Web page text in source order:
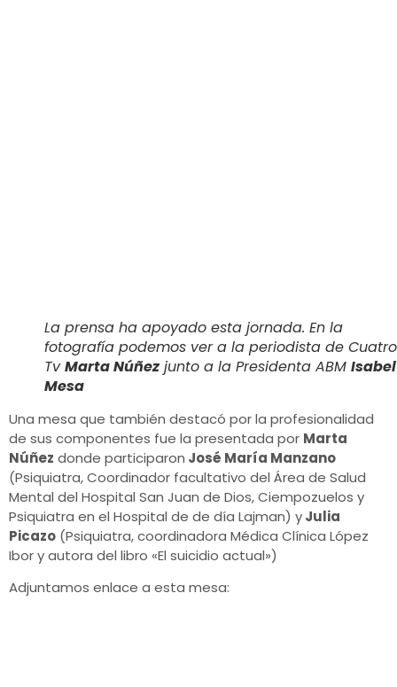
La prensa ha apoyado esta jornada. En la
fotografía podemos ver a la periodista de Cuatro
TvMarta Núñez junto a la Presidenta ABM Isabel
Mesa
Una mesa que también destacó por la profesionalidad
de sus componentes fue la presentada por Marta
Núñez donde participaron José María Manzano
(Psiquiatra, Coordinador facultativo del Área de Salud
Mental del Hospital San Juan de Dios, Ciempozuelos y
Psiquiatra en el Hospital de de día Lajman) yJulia
Picazo (Psiquiatra, coordinadora Médica Clínica López
Ibor y autora del libro «El suicidio actual»)
Adjuntamos enlace a esta mesa: